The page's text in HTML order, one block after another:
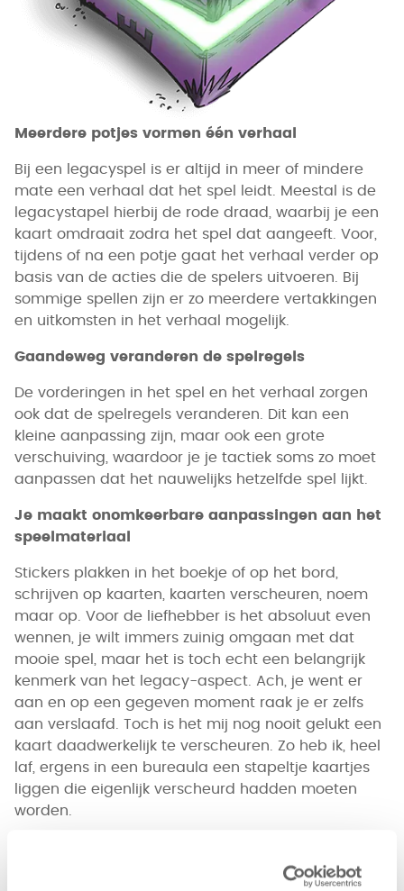
Meerdere potjes vormen één verhaal
Bij een legacyspel is er altijd in meer of mindere
mate een verhaal dat het spel leidt. Meestal is de
legacystapel hierbij de rode draad, waarbij je een
kaart omdraait zodra het spel dat aangeeft. Voor,
tijdens of na een potje gaat het verhaal verder op
basis van de acties die de spelers uitvoeren. Bij
sommige spellen zijn er zo meerdere vertakkingen
en uitkomsten in het verhaal mogelijk.
Gaandeweg veranderen de spelregels
De vorderingen in het spel en het verhaal zorgen
ook dat de spelregels veranderen. Dit kan een
kleine aanpassing zijn, maar ook een grote
verschuiving, waardoor je je tactiek soms zo moet
aanpassen dat het nauwelijks hetzelfde spel lijkt.
Je maakt onomkeerbare aanpassingen aan het
speelmateriaal
Stickers plakken in het boekje of op het bord,
schrijven op kaarten, kaarten verscheuren, noem
maar op. Voor de liefhebber is het absoluut even
wennen, je wilt immers zuinig omgaan met dat
mooie spel, maar het is toch echt een belangrijk
kenmerk van het legacy-aspect. Ach, je went er
aan en op een gegeven moment raak je er zelfs
aan verslaafd. Toch is het mij nog nooit gelukt een
kaart daadwerkelijk te verscheuren. Zo heb ik, heel
laf, ergens in een bureaula een stapeltje kaartjes
liggen die eigenlijk verscheurd hadden moeten
worden.
Misschien wel het leukste aspect van de